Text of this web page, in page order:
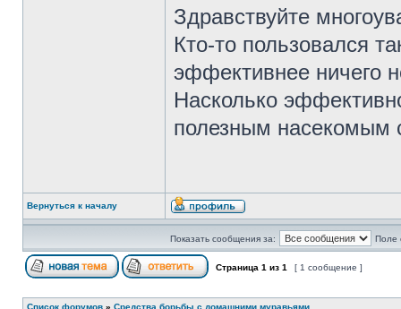
Здравствуйте
Кто-то пользовался
эффективнее ничего
Насколько
полезным насекомым
Вернуться к началу
Показать сообщения за: Поле
Страница 1 из 1 [ 1 сообщение ]
Список форумов » Средства борьбы с домашними муравьями